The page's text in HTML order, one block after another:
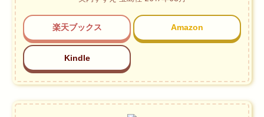
楽天ブックス Amazon
Kindle